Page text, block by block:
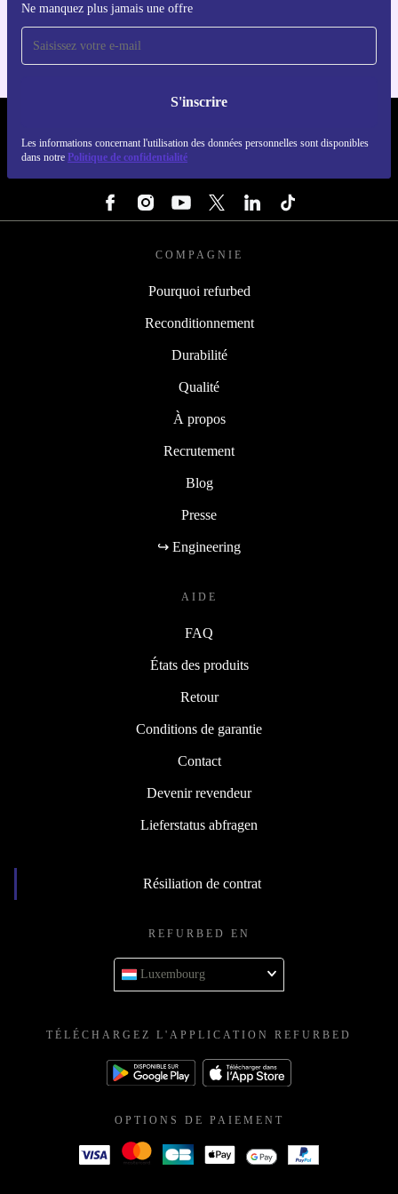
Ne manquez plus jamais une offre
S'inscrire
Les informations concernant l'utilisation des données personnelles sont disponibles
dans notre Politique de confidentialité
Pour iOS et Android
COMPAGNIE
Pourquoi refurbed
Reconditionnement
Durabilité
Qualité
À propos
Recrutement
Blog
Presse
↪ Engineering
AIDE
FAQ
États des produits
Retour
Conditions de garantie
Contact
Devenir revendeur
Lieferstatus abfragen
Résiliation de contrat
REFURBED EN
Luxembourg
TÉLÉCHARGEZ L'APPLICATION REFURBED
OPTIONS DE PAIEMENT